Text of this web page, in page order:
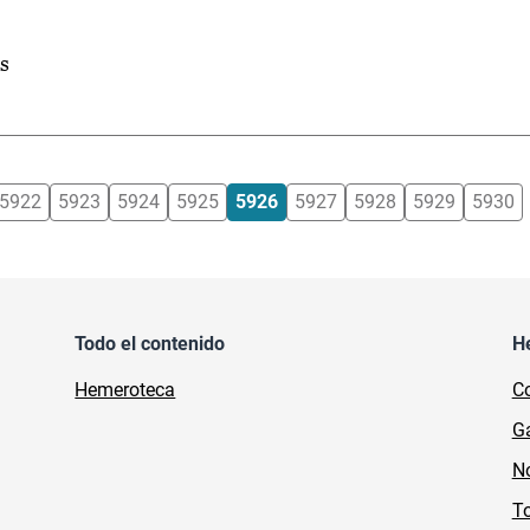
5923 5924 5925 5926 5927 5928 5929 5930
Todo el contenido
Hemeroteca